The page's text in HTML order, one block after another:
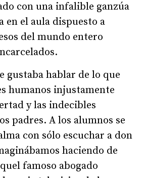
con una infalible ganzúa
en el aula dispuesto a
del mundo entero
gustaba hablar de lo que
humanos injustamente
y las indecibles
padres. A los alumnos se
con sólo escuchar a don
haciendo de
famoso abogado